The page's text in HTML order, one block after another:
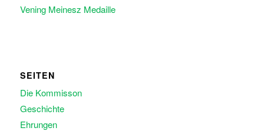
Vening Meinesz Medaille
SEITEN
Die Kommisson
Geschichte
Ehrungen